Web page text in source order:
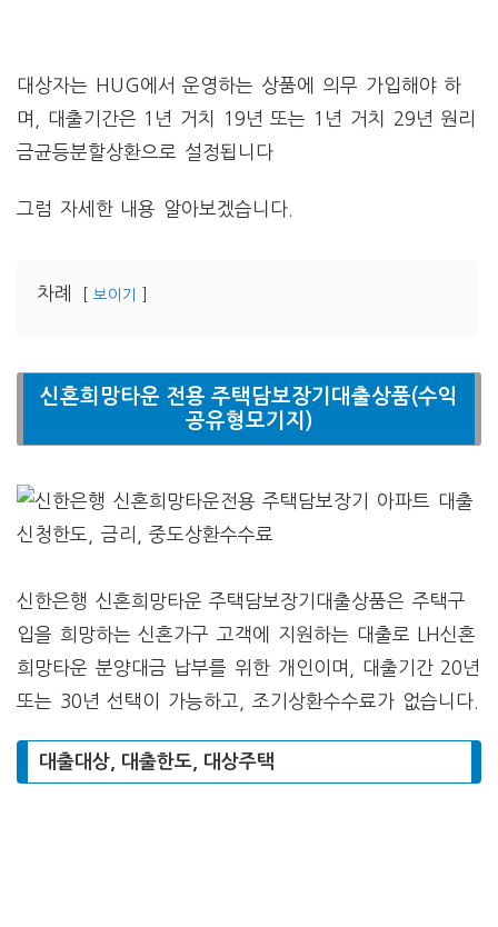
대상자는 HUG에서 운영하는 상품에 의무 가입해야 하
며, 대출기간은 1년 거치 19년 또는 1년 거치 29년 원리
금균등분할상환으로 설정됩니다
그럼 자세한 내용 알아보겠습니다.
차례 보이기
신혼희망타운 전용 주택담보장기대출상품(수익
공유형모기지)
신한은행 신혼희망타운 주택담보장기대출상품은 주택구
입을 희망하는 신혼가구 고객에 지원하는 대출로 LH신혼
희망타운 분양대금 납부를 위한 개인이며, 대출기간 20년
또는 30년 선택이 가능하고, 조기상환수수료가 없습니다.
대출대상, 대출한도, 대상주택